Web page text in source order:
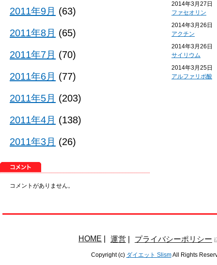
2014年3月27日
ファセオリン
2014年3月26日
アクチン
2014年3月26日
サイリウム
2014年3月25日
アルファリポ酸
2011年9月 (63)
2011年8月 (65)
2011年7月 (70)
2011年6月 (77)
2011年5月 (203)
2011年4月 (138)
2011年3月 (26)
コメントがありません。
HOME 運営 プライバシーポリシー
Copyright (c) ダイエット SlismAll Rights